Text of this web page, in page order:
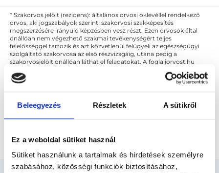
Beleegyezés Részletek A sütikről
Ez a weboldal sütiket használ
Sütiket használunk a tartalmak és hirdetések személyre
szabásához, közösségi funkciók biztosításához,
* Szakorvos jelölt (rezidens): általános orvosi oklevéllel rendelkező
orvos, aki jogszabályok szerinti szakorvosi szakképesítés
megszerzésére irányuló képzésben vesz részt. Ezen orvosok által
önállóan nem végezhető szakmai tevékenységért teljes
felelősséggel tartozik és azt közvetlenül felügyeli az egészségügyi
szolgáltató szakorvosa az első részvizsgáig, utána pedig a
szakorvosjelölt önállóan láthat el feladatokat. A foglaljorvost.hu
és szakorvosjelölt esetén.
Főoldal Pszichológus Debrecen